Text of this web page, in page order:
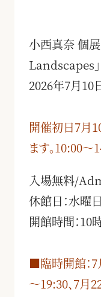
小西真奈 個
Landscapes」
2026年7月10
開催初日7月
ます。10:00
入場無料/
休館日：水
開館時間：10
■臨時開館：
～19:30、7月